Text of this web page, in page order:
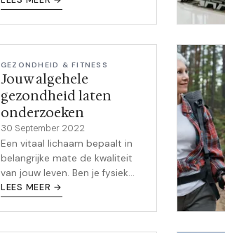
rustdagen, maar dankzij.
GEZONDHEID & FITNESS
Jouw algehele
gezondheid laten
onderzoeken
30 September 2022
Een vitaal lichaam bepaalt in
belangrijke mate de kwaliteit
van jouw leven. Ben je fysiek
sterk? Ervaar je geen
LEES MEER →